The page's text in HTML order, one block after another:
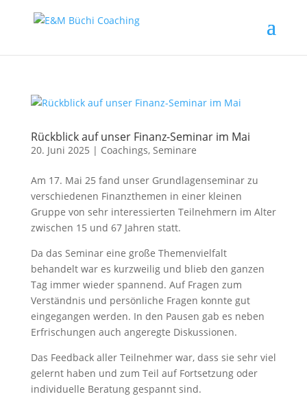
Rückblick auf unser Finanz-Seminar im Mai
20. Juni 2025 | Coachings, Seminare
Am 17. Mai 25 fand unser Grundlagenseminar zu
verschiedenen Finanzthemen in einer kleinen
Gruppe von sehr interessierten Teilnehmern im Alter
zwischen 15 und 67 Jahren statt.
Da das Seminar eine große Themenvielfalt
behandelt war es kurzweilig und blieb den ganzen
Tag immer wieder spannend. Auf Fragen zum
Verständnis und persönliche Fragen konnte gut
eingegangen werden. In den Pausen gab es neben
Erfrischungen auch angeregte Diskussionen.
Das Feedback aller Teilnehmer war, dass sie sehr viel
gelernt haben und zum Teil auf Fortsetzung oder
individuelle Beratung gespannt sind.